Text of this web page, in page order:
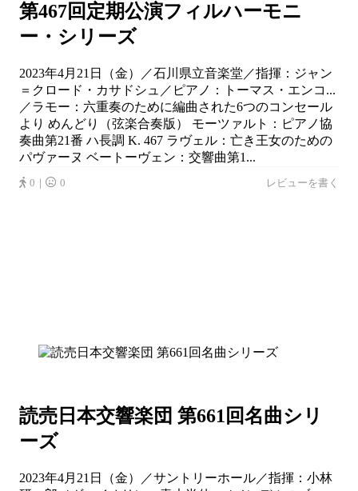
第467回定期公演フィルハーモニ
ー・シリーズ
2023年4月21日（金）／石川県立音楽堂／指揮：ジャン
＝クロード・カサドシュ／ピアノ：トーマス・エンコ...
／ラモー：六重奏のために編曲された6つのコンセール
より めんどり（弦楽合奏版） モーツァルト：ピアノ協
奏曲第21番 ハ長調 K. 467 ラヴェル：亡き王女のための
パヴァーヌ ベートーヴェン：交響曲第1...
0｜ 0 レビューを書く
読売日本交響楽団 第661回名曲シリ
ーズ
2023年4月21日（金）／サントリーホール／指揮：小林